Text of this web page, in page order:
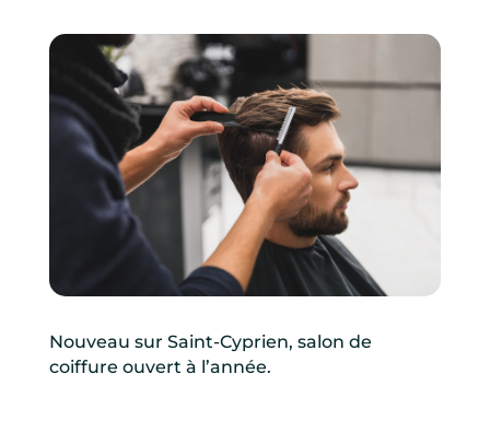
Nouveau sur Saint-Cyprien, salon de
coiffure ouvert à l’année.